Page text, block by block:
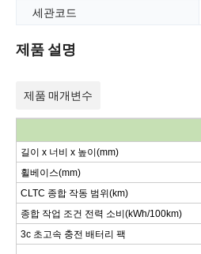
세관코드
제품 설명
제품 매개변수
길이 x 너비 x 높이(mm)
휠베이스(mm)
CLTC 종합 작동 범위(km)
종합 작업 조건 전력 소비(kWh/100km)
3c 초고속 충전 배터리 팩